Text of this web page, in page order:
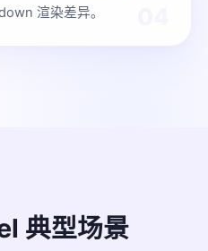
渲染差异。
典型场景